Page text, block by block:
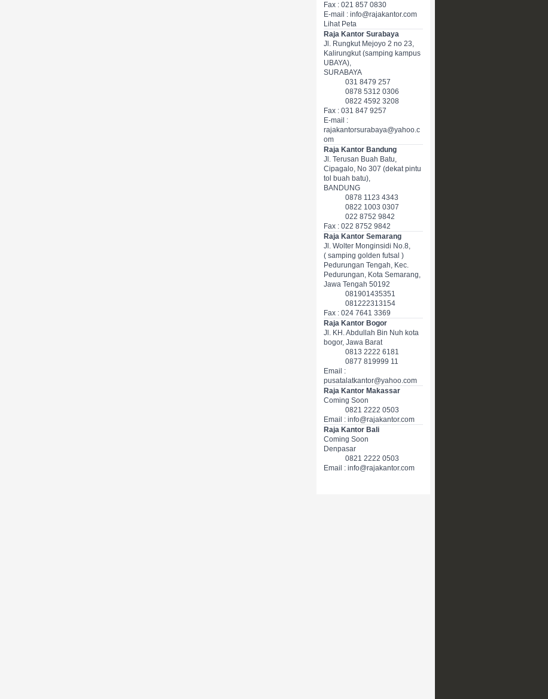
Fax : 021 857 0830
E-mail : info@rajakantor.com
Lihat Peta
Raja Kantor Surabaya
Jl. Rungkut Mejoyo 2 no 23,
Kalirungkut (samping kampus
UBAYA),
SURABAYA
031 8479 257
0878 5312 0306
0822 4592 3208
Fax : 031 847 9257
E-mail :
rajakantorsurabaya@yahoo.c
om
Raja Kantor Bandung
Jl. Terusan Buah Batu,
Cipagalo, No 307 (dekat pintu
tol buah batu),
BANDUNG
0878 1123 4343
0822 1003 0307
022 8752 9842
Fax : 022 8752 9842
Raja Kantor Semarang
Jl. Wolter Monginsidi No.8,
( samping golden futsal )
Pedurungan Tengah, Kec.
Pedurungan, Kota Semarang,
Jawa Tengah 50192
081901435351
081222313154
Fax : 024 7641 3369
Raja Kantor Bogor
Jl. KH. Abdullah Bin Nuh kota
bogor, Jawa Barat
0813 2222 6181
0877 819999 11
Email :
pusatalatkantor@yahoo.com
Raja Kantor Makassar
Coming Soon
0821 2222 0503
Email : info@rajakantor.com
Raja Kantor Bali
Coming Soon
Denpasar
0821 2222 0503
Email : info@rajakantor.com